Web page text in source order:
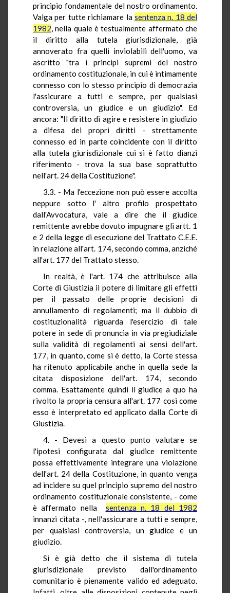
principio fondamentale del nostro ordinamento.
Valga per tutte richiamare la sentenza n. 18 del
1982, nella quale è testualmente affermato che
il diritto alla tutela giurisdizionale, già
annoverato fra quelli inviolabili dell'uomo, va
ascritto "tra i principi supremi del nostro
ordinamento costituzionale, in cui è intimamente
connesso con lo stesso principio di democrazia
l'assicurare a tutti e sempre, per qualsiasi
controversia, un giudice e un giudizio". Ed
ancora: "Il diritto di agire e resistere in giudizio
a difesa dei propri diritti - strettamente
connesso ed in parte coincidente con il diritto
alla tutela giurisdizionale cui si è fatto dianzi
riferimento - trova la sua base soprattutto
nell'art. 24 della Costituzione".
3.3. - Ma l'eccezione non può essere accolta
neppure sotto l' altro profilo prospettato
dall'Avvocatura, vale a dire che il giudice
remittente avrebbe dovuto impugnare gli artt. 1
e 2 della legge di esecuzione del Trattato C.E.E.
in relazione all'art. 174, secondo comma, anziché
all'art. 177 del Trattato stesso.
In realtà, è l'art. 174 che attribuisce alla
Corte di Giustizia il potere di limitare gli effetti
per il passato delle proprie decisioni di
annullamento di regolamenti; ma il dubbio di
costituzionalità riguarda l'esercizio di tale
potere in sede di pronuncia in via pregiudiziale
sulla validità di regolamenti ai sensi dell'art.
177, in quanto, come si è detto, la Corte stessa
ha ritenuto applicabile anche in quella sede la
citata disposizione dell'art. 174, secondo
comma. Esattamente quindi il giudice a quo ha
rivolto la propria censura all'art. 177 così come
esso è interpretato ed applicato dalla Corte di
Giustizia.
4. - Devesi a questo punto valutare se
l'ipotesi configurata dal giudice remittente
possa effettivamente integrare una violazione
dell'art. 24 della Costituzione, in quanto venga
ad incidere su quel principio supremo del nostro
ordinamento costituzionale consistente, - come
è affermato nella sentenza n. 18 del 1982
innanzi citata -, nell'assicurare a tutti e sempre,
per qualsiasi controversia, un giudice e un
giudizio.
Si è già detto che il sistema di tutela
giurisdizionale previsto dall'ordinamento
comunitario è pienamente valido ed adeguato.